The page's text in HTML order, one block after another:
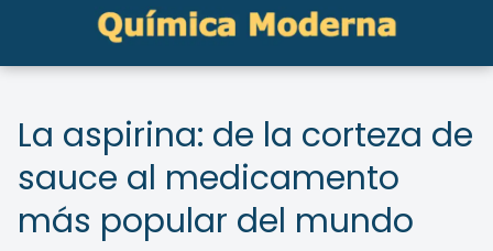
La aspirina: de la corteza de
sauce al medicamento
más popular del mundo